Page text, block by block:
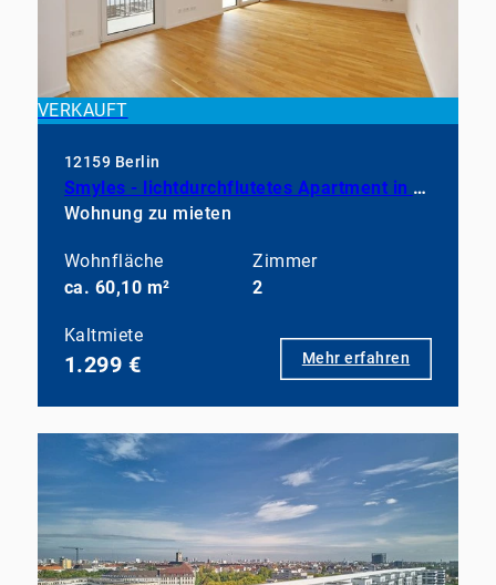
VERKAUFT
12159 Berlin
Smyles - lichtdurchflutetes Apartment in neuwertigem Zustand
Wohnung zu mieten
Wohnfläche
ca. 60,10 m²
Zimmer
2
Kaltmiete
1.299 € Mehr erfahren